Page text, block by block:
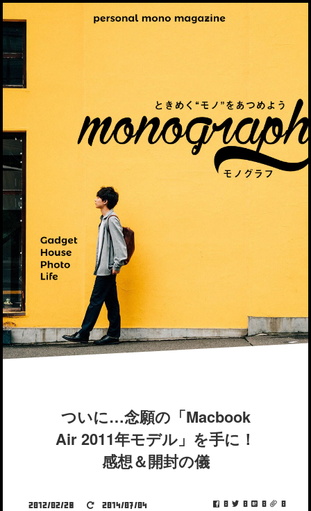
ついに…念願の「Macbook
Air 2011年モデル」を手に！
感想＆開封の儀
0 0 0 0
2012/02/28 2014/07/04